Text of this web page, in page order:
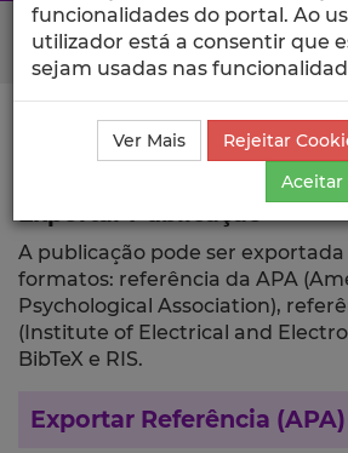
Search Button
Ciência_Iscte Publicações
Publicação
Exportar
A publicação pode ser
formatos: referência da APA
Psychological Association),
(Institute of Electrical and
BibTeX e RIS.
Exportar Referência (APA)
funcionalidades do portal. Ao
utilizador está a consentir que
sejam usadas nas
Ver Mais
Rejeitar
Aceitar